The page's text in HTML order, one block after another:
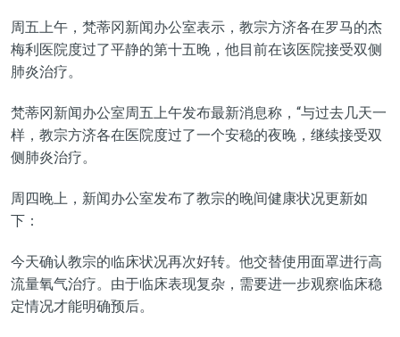
周五上午，梵蒂冈新闻办公室表示，教宗方济各在罗马的杰
梅利医院度过了平静的第十五晚，他目前在该医院接受双侧
肺炎治疗。
梵蒂冈新闻办公室周五上午发布最新消息称，“与过去几天一
样，教宗方济各在医院度过了一个安稳的夜晚，继续接受双
侧肺炎治疗。
周四晚上，新闻办公室发布了教宗的晚间健康状况更新如
下：
今天确认教宗的临床状况再次好转。他交替使用面罩进行高
流量氧气治疗。由于临床表现复杂，需要进一步观察临床稳
定情况才能明确预后。